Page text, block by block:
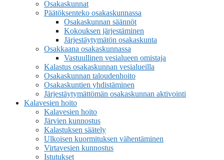
Osakaskunnat
Päätöksenteko osakaskunnassa
Osakaskunnan säännöt
Kokouksen järjestäminen
Järjestäytymätön osakaskunta
Osakkaana osakaskunnassa
Vastuullinen vesialueen omistaja
Kalastus osakaskunnan vesialueilla
Osakaskunnan taloudenhoito
Osakaskuntien yhdistäminen
Järjestäytymättömän osakaskunnan aktivointi
Kalavesien hoito
Kalavesien hoito
Järvien kunnostus
Kalastuksen säätely
Ulkoisen kuormituksen vähentäminen
Virtavesien kunnostus
Istutukset